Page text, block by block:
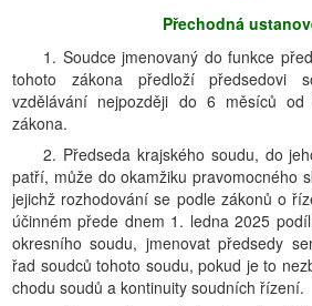
Přechodná
1. Soudce jmenovaný do funkce
tohoto zákona předloží předsedovi
vzdělávání nejpozději do 6 měsíců od
zákona.
2. Předseda krajského soudu, do
patří, může do okamžiku pravomocného
jejichž rozhodování se podle zákonů o
účinném přede dnem 1. ledna 2025
okresního soudu, jmenovat předsedy
řad soudců tohoto soudu, pokud je to
chodu soudů a kontinuity soudních řízení.